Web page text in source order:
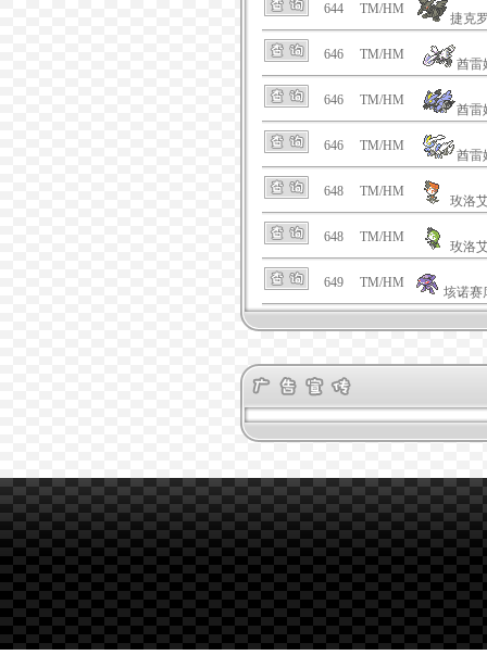
644 TM/HM
捷克
646 TM/HM
酋雷
646 TM/HM
酋雷
646 TM/HM
酋雷
648 TM/HM
玫洛
648 TM/HM
玫洛
649 TM/HM
垓诺赛